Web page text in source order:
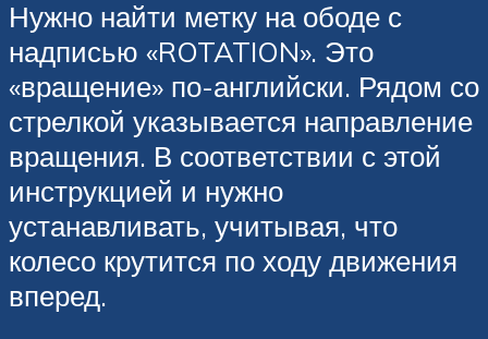
Нужно найти метку на ободе с
надписью «ROTATION». Это
«вращение» по-английски. Рядом со
стрелкой указывается направление
вращения. В соответствии с этой
инструкцией и нужно
устанавливать, учитывая, что
колесо крутится по ходу движения
вперед.